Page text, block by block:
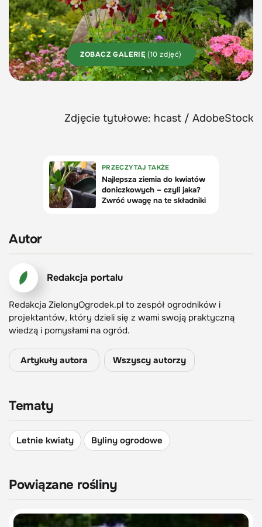
ZOBACZ GALERIĘ (10 zdjęć)
Zdjęcie tytułowe: hcast / AdobeStock
Autor
Redakcja portalu
Redakcja ZielonyOgrodek.pl to zespół ogrodników i
projektantów, który dzieli się z wami swoją praktyczną
wiedzą i pomysłami na ogród.
Artykuły autora Wszyscy autorzy
Tematy
Letnie kwiaty Byliny ogrodowe
Powiązane rośliny